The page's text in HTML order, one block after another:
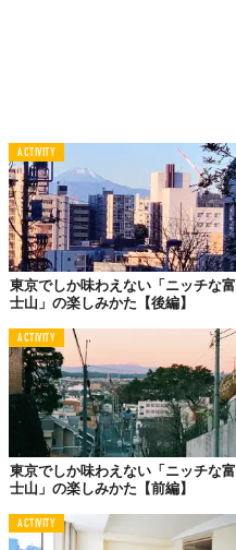
ACTIVITY
東京でしか味わえない「ニッチな富
士山」の楽しみかた【後編】
ACTIVITY
東京でしか味わえない「ニッチな富
士山」の楽しみかた【前編】
ACTIVITY